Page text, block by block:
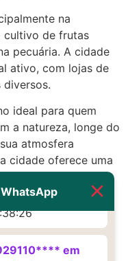
na
cultivo de frutas
pecuária. A cidade
ativo, com lojas de
ideal para quem
a natureza, longe do
atmosfera
cidade oferece uma
em Coronel
Confira as
em
normal
em
em